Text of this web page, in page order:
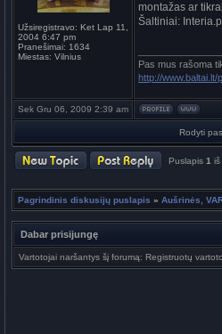
Užsiregistravo: Ket Lap 11,
2004 6:47 pm
Pranešimai: 1634
Miestas: Vilnius
montažas ar
Šaltiniai:
Pas mus rašoma
http://
Sek Gru 06, 2009 2:39 am
Rodyti
Puslapis 1 iš
Pagrindinis diskusijų puslapis » Aušrinės,
Dabar prisijungę
Vartotojai naršantys šį forumą: Registruotų